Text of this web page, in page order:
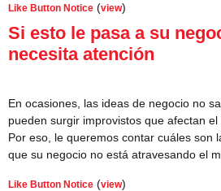
Like Button Notice (view)
Si esto le pasa a su
necesita atención
En ocasiones, las ideas de negocio no
pueden surgir improvistos que afectan el
Por eso, le queremos contar cuáles son
que su negocio no está atravesando el
Like Button Notice (view)